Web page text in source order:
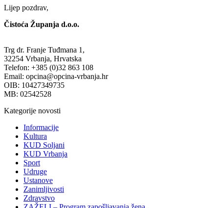
Lijep pozdrav,
Čistoća Županja d.o.o.
Trg dr. Franje Tuđmana 1,
32254 Vrbanja, Hrvatska
Telefon: +385 (0)32 863 108
Email: opcina@opcina-vrbanja.hr
OIB: 10427349735
MB: 02542528
Kategorije novosti
Informacije
Kultura
KUD Soljani
KUD Vrbanja
Sport
Udruge
Ustanove
Zanimljivosti
Zdravstvo